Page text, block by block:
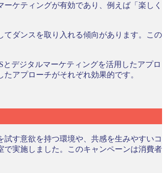
ケティングが有効であり、例えば「楽しく
ダンスを取り入れる傾向があります。この
デジタルマーケティングを活用したアプロ
アプローチがそれぞれ効果的です。
す意欲を持つ環境や、共感を生みやすいコ
実施しました。このキャンペーンは消費者